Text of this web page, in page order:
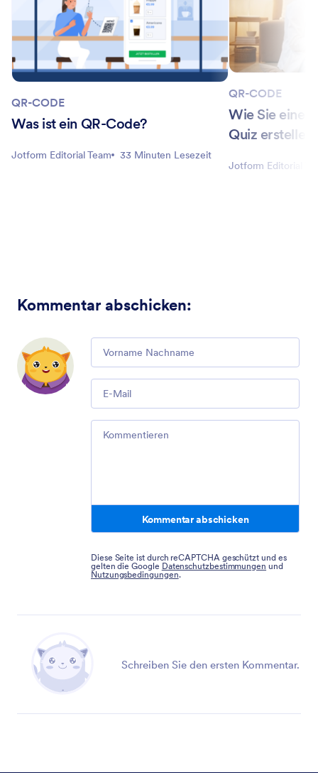
QR-CODE
Was ist ein QR-Code?
Jotform Editorial Team 33 Minuten Lesezeit
QR-CODE
Wie Sie
Quiz erstellen
Jotform Editorial
Kommentar abschicken:
Kommentar abschicken
Diese Seite ist durch reCAPTCHA geschützt und es
gelten die Google Datenschutzbestimmungen und
Nutzungsbedingungen.
Schreiben Sie den ersten Kommentar.